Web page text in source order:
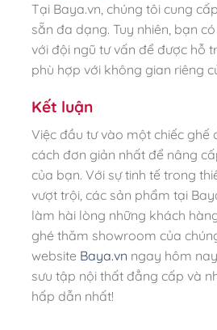
Tại Baya.vn, chúng tôi cung
sẵn đa dạng. Tuy nhiên, bạn
với đội ngũ tư vấn để được hỗ
phù hợp với không gian riêng
Kết luận
Việc đầu tư vào một chiếc ghế
cách đơn giản nhất để nâng
của bạn. Với sự tinh tế trong
vượt trội, các sản phẩm tại
làm hài lòng những khách
ghé thăm showroom của
website Baya.vn ngay hôm
sưu tập nội thất đẳng cấp và
hấp dẫn nhất!